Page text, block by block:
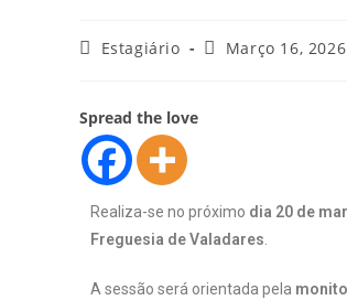
Estagiário Março 16, 2026
Spread the love
Realiza-se no próximo dia 20 de
Freguesia de Valadares.
A sessão será orientada pela